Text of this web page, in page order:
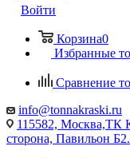
Войти
Корзина0
Избранные
Сравнение
info@tonnakraski.ru
115582, Москва,ТК
сторона, Павильон